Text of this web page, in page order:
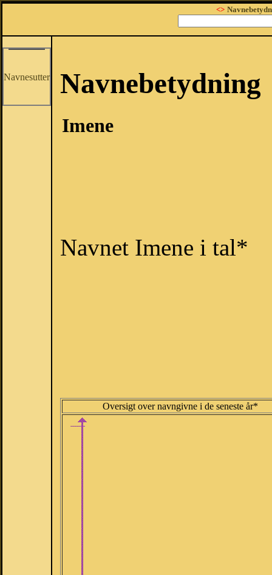
<>
Navnesutter Navnebetydning
Imene
Navnet Imene i tal*
Oversigt over navngivne i de seneste år*